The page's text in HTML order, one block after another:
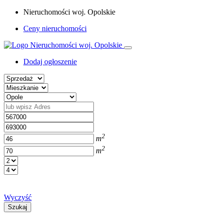
Nieruchomości woj. Opolskie
Ceny nieruchomości
Dodaj ogłoszenie
m2
m2
Wyczyść
Szukaj